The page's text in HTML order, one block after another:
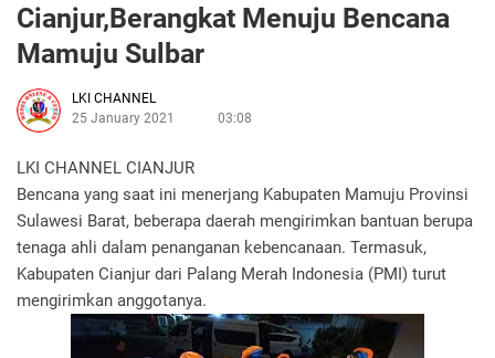
Cianjur,Berangkat Menuju Bencana
Mamuju Sulbar
LKI CHANNEL
25 January 2021
03:08
LKI CHANNEL CIANJUR
Bencana yang saat ini menerjang Kabupaten Mamuju Provinsi
Sulawesi Barat, beberapa daerah mengirimkan bantuan berupa
tenaga ahli dalam penanganan kebencanaan. Termasuk,
Kabupaten Cianjur dari Palang Merah Indonesia (PMI) turut
mengirimkan anggotanya.